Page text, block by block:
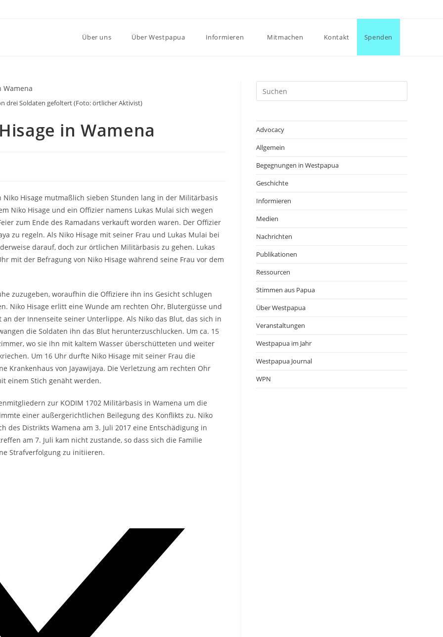
Über uns Über Westpapua Informieren Mitmachen Kontakt Spenden
drei Soldaten gefoltert (Foto: örtlicher Aktivist)
in Wamena
Hisage mutmaßlich sieben Stunden lang in der Militärbasis
Niko Hisage und ein Offizier namens Lukas Mulai sich wegen
zum Ende des Ramadans verkauft worden waren. Der Offizier
zu regeln. Als Niko Hisage mit seiner Frau und Lukas Mulai bei
darauf, doch zur örtlichen Militärbasis zu gehen. Lukas
mit der Befragung von Niko Hisage während seine Frau vor dem
zuzugeben, woraufhin die Offiziere ihn ins Gesicht schlugen
Niko Hisage erlitt eine Wunde am rechten Ohr, Blutergüsse und
der Innenseite seiner Unterlippe. Als Niko das Blut, das sich in
die Soldaten ihn das Blut herunterzuschlucken. Um ca. 15
wo sie ihn mit kaltem Wasser überschütteten und weiter
Um 16 Uhr durfte Niko Hisage mit seiner Frau die
Krankenhaus von Jayawijaya. Die Verletzung am rechten Ohr
einem Stich genäht werden.
zur KODIM 1702 Militärbasis in Wamena um die
einer außergerichtlichen Beilegung des Konflikts zu. Niko
des Distrikts Wamena am 3. Juli 2017 eine Entschädigung in
am 7. Juli kam nicht zustande, so dass sich die Familie
Strafverfolgung zu initiieren.
Escape
Advocacy
Allgemein
Begegnungen in Westpapua
Geschichte
Informieren
Medien
Nachrichten
Publikationen
Ressourcen
Stimmen aus Papua
Über Westpapua
Veranstaltungen
Westpapua im Jahr
Westpapua Journal
WPN